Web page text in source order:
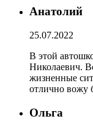
Анатолий
25.07.2022
В этой
Николаевич.
жизненные
отлично вожу
Ольга